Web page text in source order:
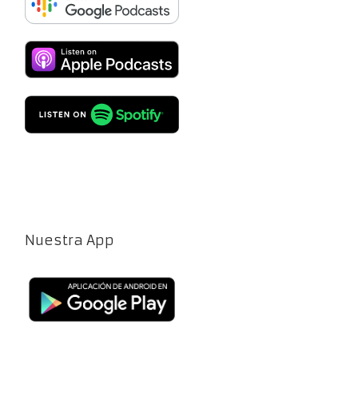
Nuestra App